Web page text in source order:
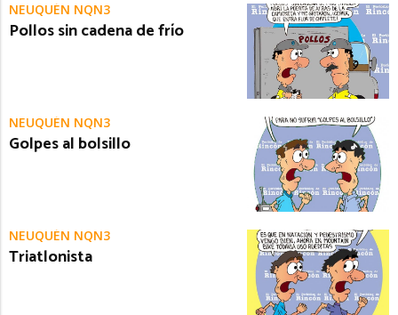
NEUQUÉN NQN3
Pollos sin cadena de frío
NEUQUÉN NQN3
Golpes al bolsillo
NEUQUÉN NQN3
Triatlonista